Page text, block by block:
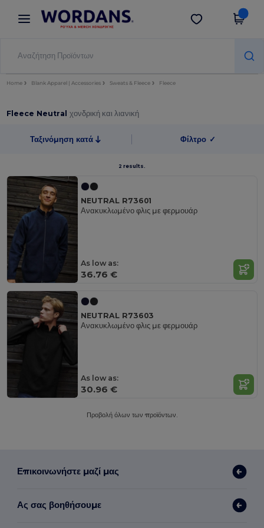
× Εφαρμογή Wordans
Καλύτερες τιμές στην εφαρμογή!
Λήψη app
Home Blank Apparel | Accessories Sweats & Fleece Fleece
Fleece Neutralχονδρική και λιανική
Ταξινόμηση κατά Φίλτρο ✓
2 results.
NEUTRAL R73601
Ανακυκλωμένο φλις με φερμουάρ
As low as:
36.76 €
NEUTRAL R73603
Ανακυκλωμένο φλις με φερμουάρ
As low as:
30.96 €
Προβολή όλων των προϊόντων.
Επικοινωνήστε μαζί μας
Ας σας βοηθήσουμε